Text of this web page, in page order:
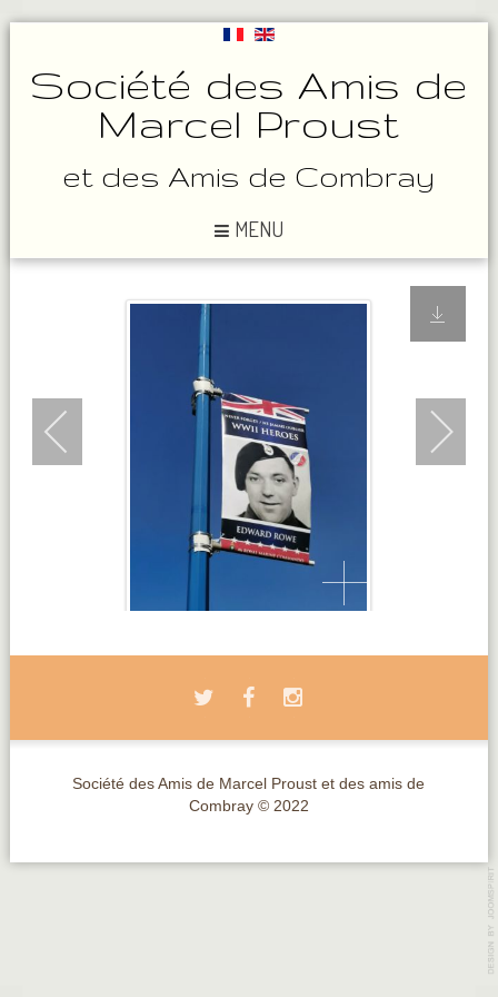
Société des Amis de
Marcel Proust
et des Amis de Combray
MENU
Société des Amis de Marcel Proust et des amis de
Combray © 2022